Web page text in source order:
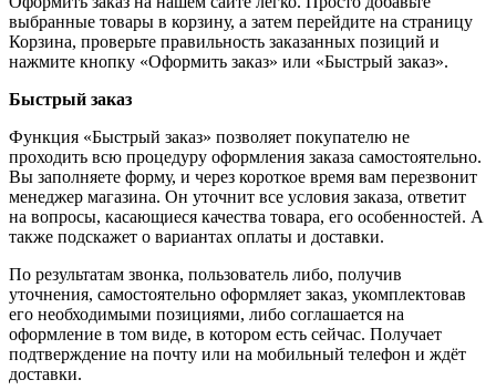
выбранные товары в корзину, а затем перейдите на страницу
Корзина, проверьте правильность заказанных позиций и
нажмите кнопку «Оформить заказ» или «Быстрый заказ».
Быстрый заказ
Функция «Быстрый заказ» позволяет покупателю не
проходить всю процедуру оформления заказа самостоятельно.
Вы заполняете форму, и через короткое время вам перезвонит
менеджер магазина. Он уточнит все условия заказа, ответит
на вопросы, касающиеся качества товара, его особенностей. А
также подскажет о вариантах оплаты и доставки.
По результатам звонка, пользователь либо, получив
уточнения, самостоятельно оформляет заказ, укомплектовав
его необходимыми позициями, либо соглашается на
оформление в том виде, в котором есть сейчас. Получает
подтверждение на почту или на мобильный телефон и ждёт
доставки.